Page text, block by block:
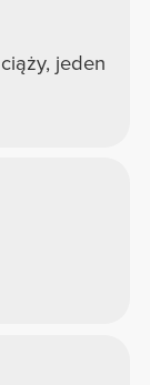
jeden